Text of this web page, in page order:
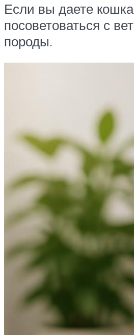
Если вы даете
посоветоваться с
породы.